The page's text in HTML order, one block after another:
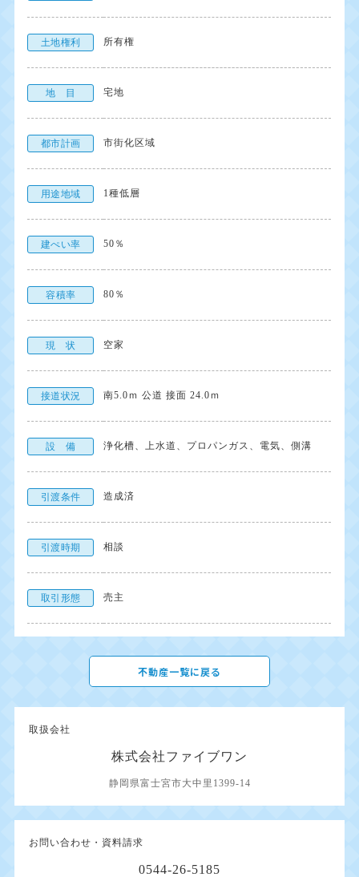
土地権利 所有権
地 目 宅地
都市計画 市街化区域
用途地域 1種低層
建ぺい率 50％
容積率 80％
現 状 空家
接道状況 南5.0ｍ 公道 接面 24.0ｍ
設 備 浄化槽、上水道、プロパンガス、電気、側溝
引渡条件 造成済
引渡時期 相談
取引形態 売主
不動産一覧に戻る
取扱会社
株式会社ファイブワン
静岡県富士宮市大中里1399-14
お問い合わせ・資料請求
0544-26-5185